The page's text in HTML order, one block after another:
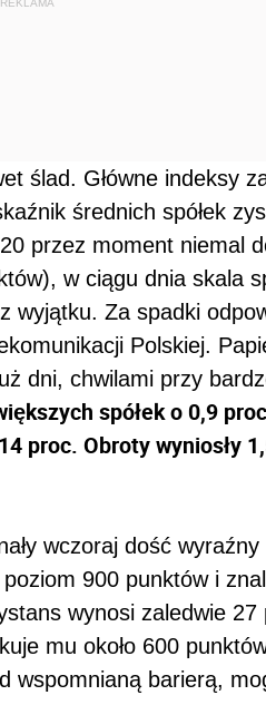
REKLAMA
ślad. Główne indeksy
średnich spółek
przez moment niemal
w ciągu dnia skala
wyjątku. Za spadki
Polskiej.
dni, chwilami przy
spółek o 0,9
proc. Obroty wyniosły
wczoraj dość
900 punktów i
wynosi zaledwie 27
mu około 600
wspomnianą barierą,